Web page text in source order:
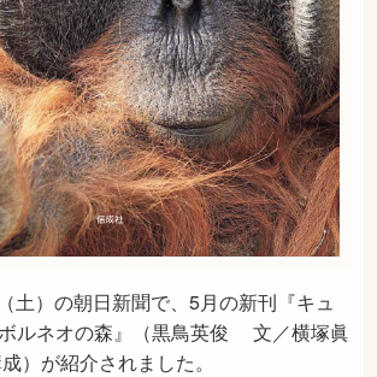
土）の朝日新聞で、5月の新刊『キュ
ルネオの森』（黒鳥英俊 文／横塚眞
が紹介されました。